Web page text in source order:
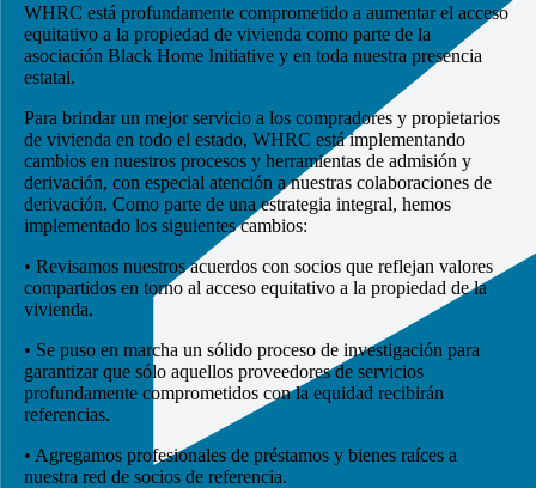
WHRC está profundamente comprometido a aumentar el acceso
equitativo a la propiedad de vivienda como parte de la
asociación Black Home Initiative y en toda nuestra presencia
estatal.
Para brindar un mejor servicio a los compradores y propietarios
de vivienda en todo el estado, WHRC está implementando
cambios en nuestros procesos y herramientas de admisión y
derivación, con especial atención a nuestras colaboraciones de
derivación. Como parte de una estrategia integral, hemos
implementado los siguientes cambios:
• Revisamos nuestros acuerdos con socios que reflejan valores
compartidos en torno al acceso equitativo a la propiedad de la
vivienda.
• Se puso en marcha un sólido proceso de investigación para
garantizar que sólo aquellos proveedores de servicios
profundamente comprometidos con la equidad recibirán
referencias.
• Agregamos profesionales de préstamos y bienes raíces a
nuestra red de socios de referencia.